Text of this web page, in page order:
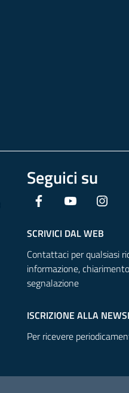
Seguici su
Facebook YouTube
SCRIVICI DAL WEB
Contattaci per qualsiasi
informazione,
segnalazione
ISCRIZIONE ALLA
Per ricevere